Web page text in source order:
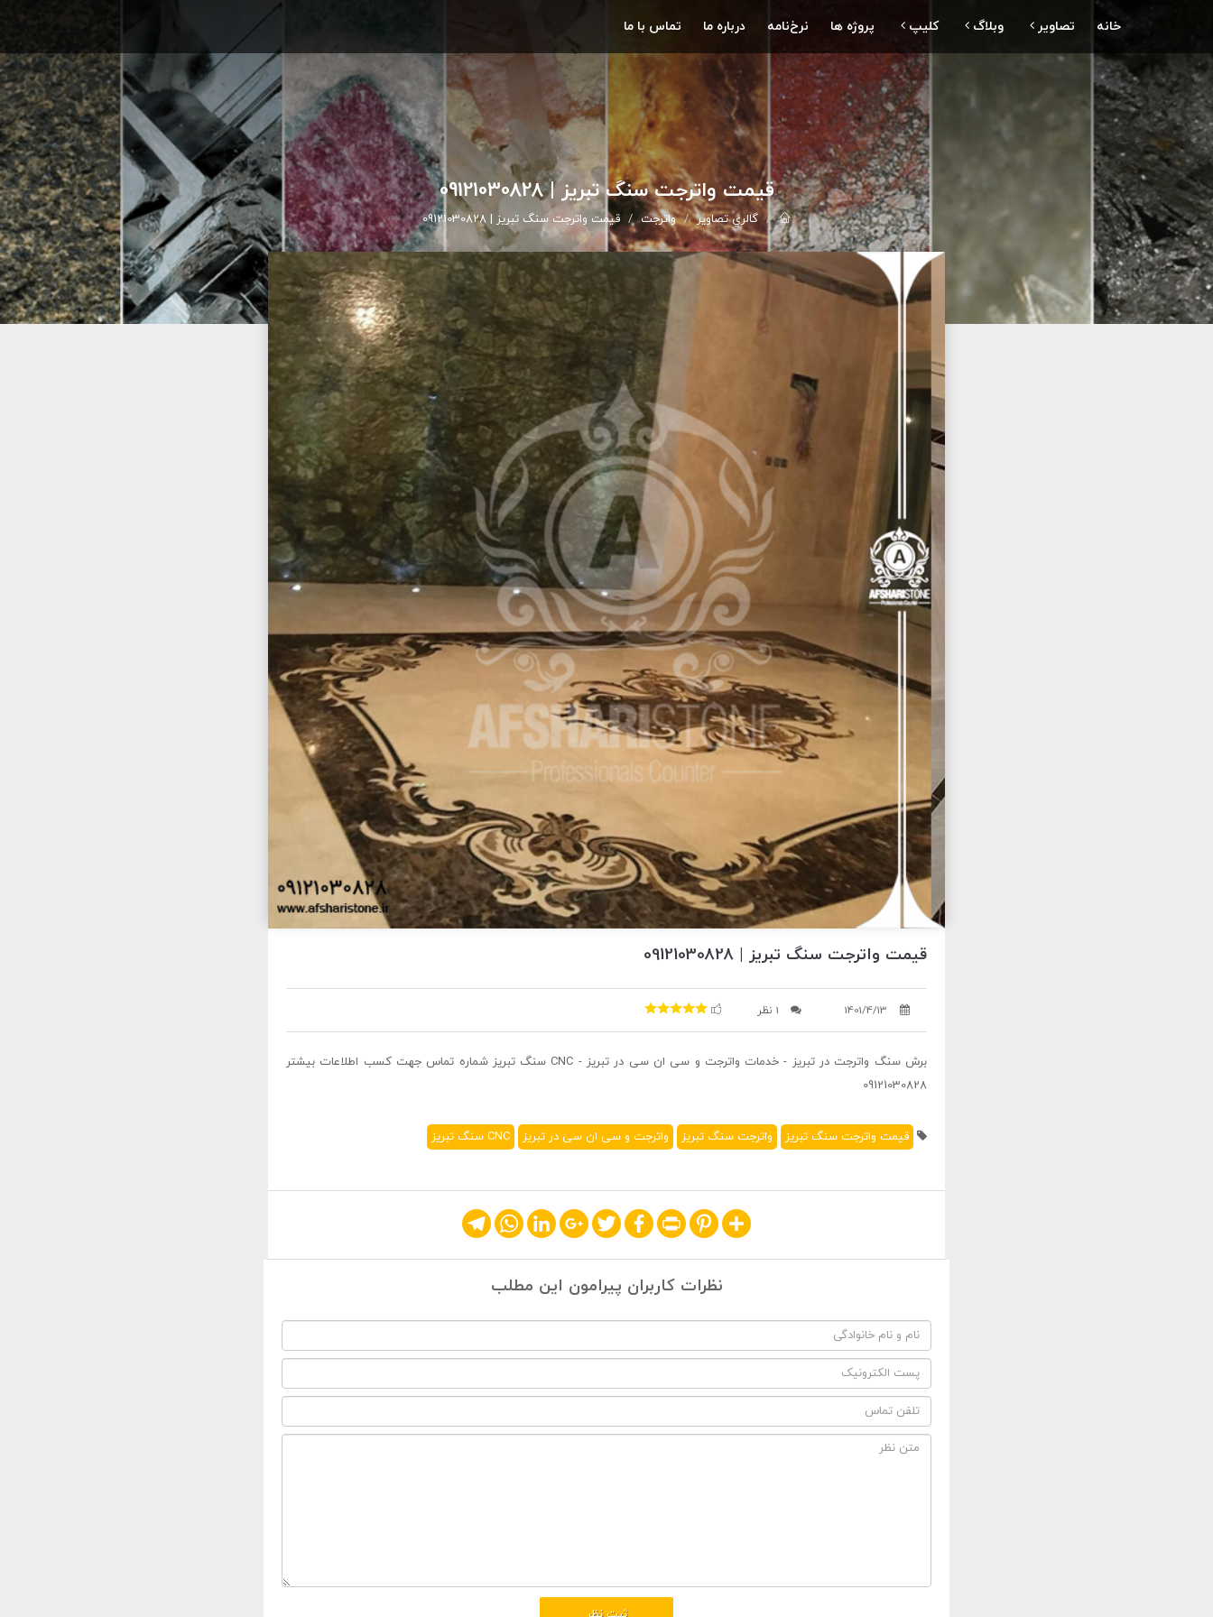
خانه تصاویر وبلاگ کلیپ پروژه ها نرخ‌نامه درباره ما تماس با ما
قیمت واترجت سنگ تبریز | 09121030828
گالري تصاوير واترجت قیمت واترجت سنگ تبریز | 09121030828
قیمت واترجت سنگ تبریز | 09121030828
1401/4/13 1 نظر
برش سنگ واترجت در تبریز - خدمات واترجت و سی ان سی در تبریز - CNC سنگ تبریز شماره تماس جهت کسب اطلاعات بیشتر
09121030828
قیمت واترجت سنگ تبریز واترجت سنگ تبریز واترجت و سی ان سی در تبریز CNC سنگ تبریز
Share
Pinterest
Print
Facebook
Twitter
Google+
LinkedIn
WhatsApp
Telegram
نظرات کاربران پیرامون این مطلب